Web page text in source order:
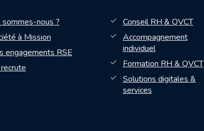
sommes-nous ?
à Mission
engagements RSE
Conseil RH & QVCT
Accompagnement
individuel
Formation RH & QVCT
Solutions digitales &
services